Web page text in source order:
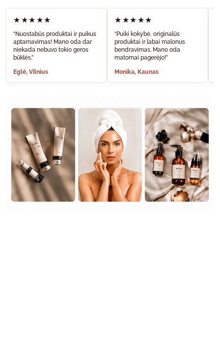
★★★★★
“Nuostabūs produktai ir puikus
aptarnavimas! Mano oda dar
niekada nebuvo tokio geros
būklės.”
Eglė, Vilnius
★★★★★
“Puiki kokybė, originalūs
produktai ir labai malonus
bendravimas. Mano oda
matomai pagerėjo!”
Monika, Kaunas